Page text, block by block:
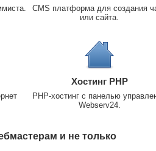
CMS платформа для создания
или сайта.
Хостинг PHP
PHP-хостинг с панелью
Webserv24.
и не только